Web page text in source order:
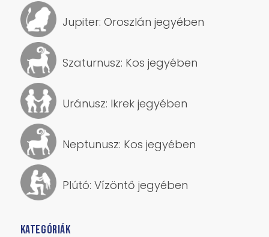
Jupiter: Oroszlán jegyében
Szaturnusz: Kos jegyében
Uránusz: Ikrek jegyében
Neptunusz: Kos jegyében
Plútó: Vízöntő jegyében
KATEGÓRIÁK